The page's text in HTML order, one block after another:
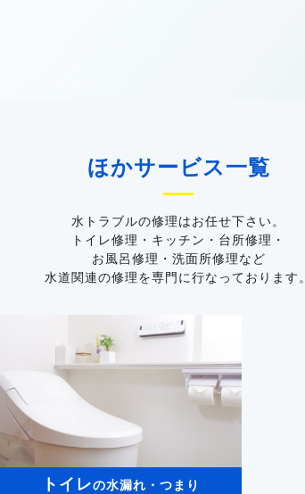
ほかサービス一覧
水トラブルの修理はお任せ下さい。
トイレ修理・キッチン・台所修理・
お風呂修理・洗面所修理など
水道関連の修理を専門に行なっております。
トイレの水漏れ・つまり